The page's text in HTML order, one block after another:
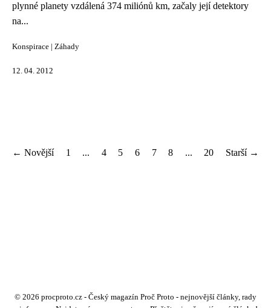
plynné planety vzdálená 374 miliónů km, začaly její detektory
na...
Konspirace Záhady
12. 04. 2012
← Novější 1 ... 4 5 6 7 8 ... 20 Starší →
© 2026 procproto.cz - Český magazín Proč Proto - nejnovější články, rady